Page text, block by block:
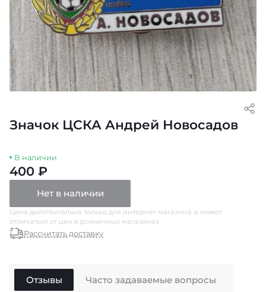
Значок ЦСКА Андрей Новосадов
В наличии
400 ₽
Нет в наличии
Цена действительна только для интернет магазина и может
отличаться от цен в розничных магазинах
Рассчитать доставку
Отзывы Часто задаваемые вопросы